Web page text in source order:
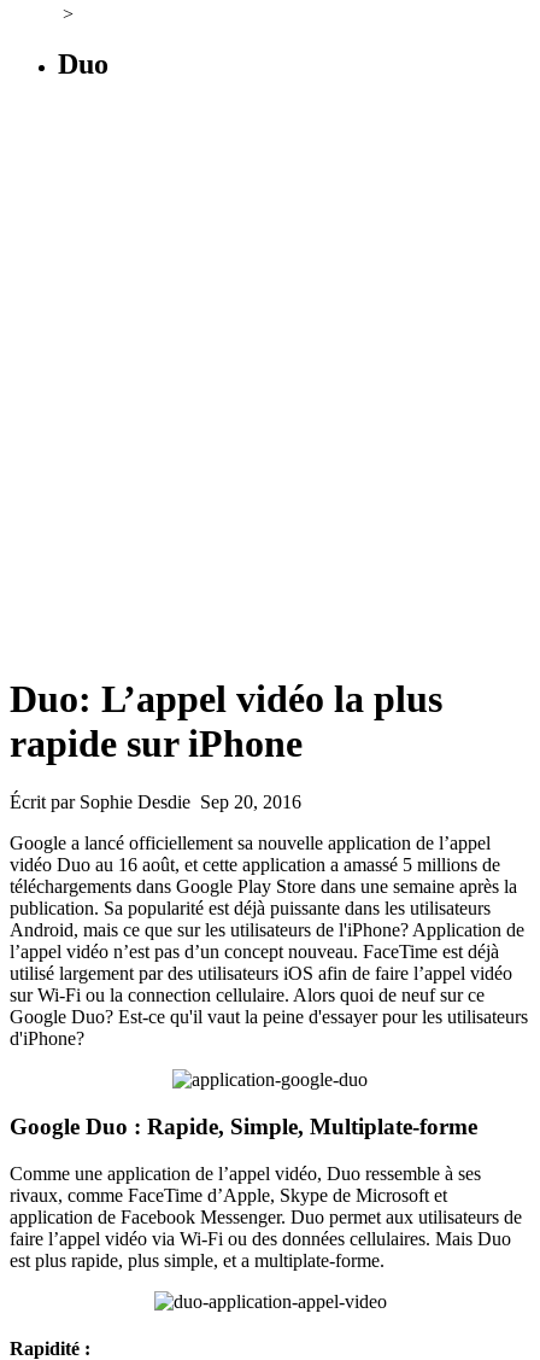
>
Duo
Duo: L’appel vidéo la plus
rapide sur iPhone
Écrit par Sophie Desdie Sep 20, 2016
Google a lancé officiellement sa nouvelle application de l’appel
vidéo Duo au 16 août, et cette application a amassé 5 millions de
téléchargements dans Google Play Store dans une semaine après la
publication. Sa popularité est déjà puissante dans les utilisateurs
Android, mais ce que sur les utilisateurs de l'iPhone? Application de
l’appel vidéo n’est pas d’un concept nouveau. FaceTime est déjà
utilisé largement par des utilisateurs iOS afin de faire l’appel vidéo
sur Wi-Fi ou la connection cellulaire. Alors quoi de neuf sur ce
Google Duo? Est-ce qu'il vaut la peine d'essayer pour les utilisateurs
d'iPhone?
Google Duo : Rapide, Simple, Multiplate-forme
Comme une application de l’appel vidéo, Duo ressemble à ses
rivaux, comme FaceTime d’Apple, Skype de Microsoft et
application de Facebook Messenger. Duo permet aux utilisateurs de
faire l’appel vidéo via Wi-Fi ou des données cellulaires. Mais Duo
est plus rapide, plus simple, et a multiplate-forme.
Rapidité :